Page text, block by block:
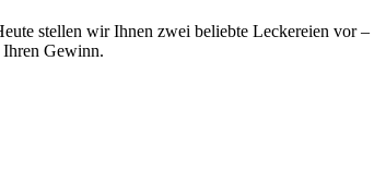
stellen wir Ihnen zwei beliebte Leckereien vor –
Gewinn.